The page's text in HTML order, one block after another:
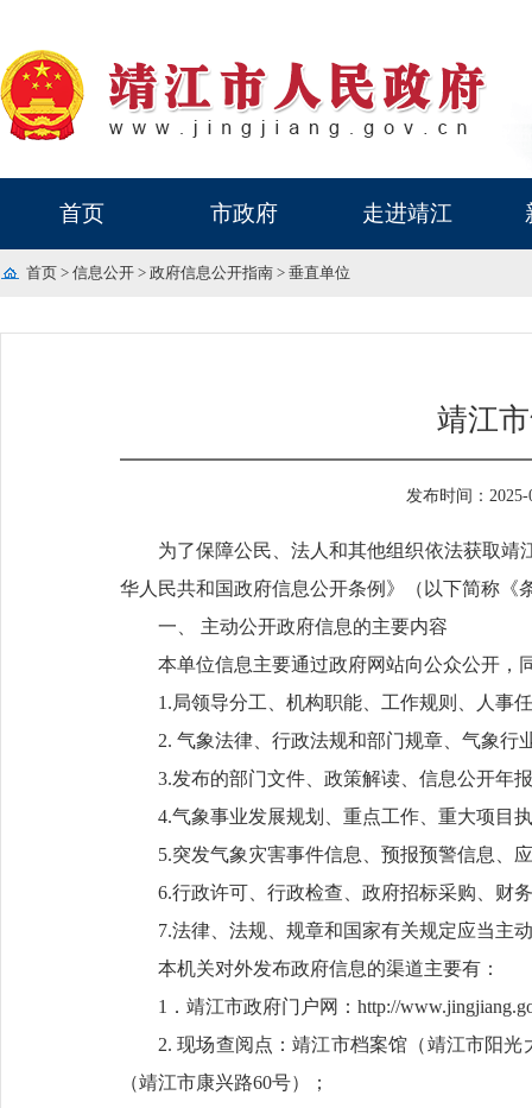
首页 市政府 走进靖江
首页 > 信息公开 > 政府信息公开指南 > 垂直单位
靖江
发布时间：2025-
为了保障公民、法人和其他组织依法获取
华人民共和国政府信息公开条例》（以下简称《
一、 主动公开政府信息的主要内容
本单位信息主要通过政府网站向公众公开，
1.局领导分工、机构职能、工作规则、人事
2. 气象法律、行政法规和部门规章、气象行
3.发布的部门文件、政策解读、信息公开年
4.气象事业发展规划、重点工作、重大项目
5.突发气象灾害事件信息、预报预警信息、
6.行政许可、行政检查、政府招标采购、财
7.法律、法规、规章和国家有关规定应当主
本机关对外发布政府信息的渠道主要有：
1．靖江市政府门户网：http://
2. 现场查阅点：靖江市档案馆（靖江市阳
（靖江市康兴路60号）；